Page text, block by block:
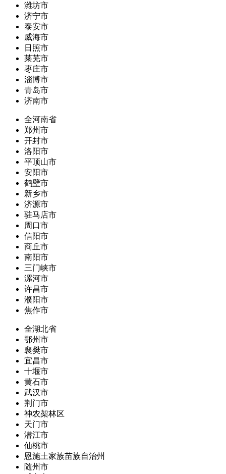
潍坊市
济宁市
泰安市
威海市
日照市
莱芜市
枣庄市
淄博市
青岛市
济南市
全河南省
郑州市
开封市
洛阳市
平顶山市
安阳市
鹤壁市
新乡市
济源市
驻马店市
周口市
信阳市
商丘市
南阳市
三门峡市
漯河市
许昌市
濮阳市
焦作市
全湖北省
鄂州市
襄樊市
宜昌市
十堰市
黄石市
武汉市
荆门市
神农架林区
天门市
潜江市
仙桃市
恩施土家族苗族自治州
随州市